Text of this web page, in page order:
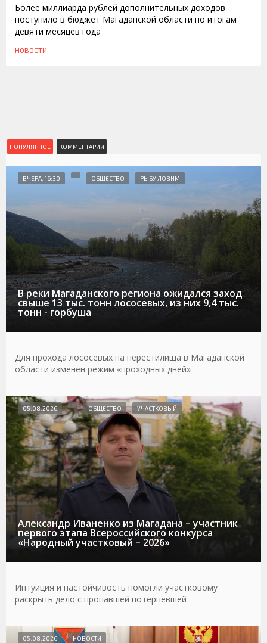
Более миллиарда рублей дополнительных доходов
поступило в бюджет Магаданской области по итогам
девяти месяцев года
НОВОСТИ
ПОПУЛЯРНОЕ КОММЕНТАРИИ
В реки Магаданского региона ожидался заход
свыше 13 тыс. тонн лососевых, из них 9,4 тыс.
тонн - горбуша
ВЧЕРА, 16:30 ОБЩЕСТВО РЫБУ ЛОВИМ
Для прохода лососевых на нерестилища в Магаданской
области изменен режим «проходных дней»
Александр Иваненко из Магадана – участник
первого этапа Всероссийского конкурса
«Народный участковый – 2026»
05.08.2026 ОБЩЕСТВО УЧАСТКОВЫЙ
Интуиция и настойчивость помогли участковому
раскрыть дело с пропавшей потерпевшей
05.08.2026 НОВОСТИ